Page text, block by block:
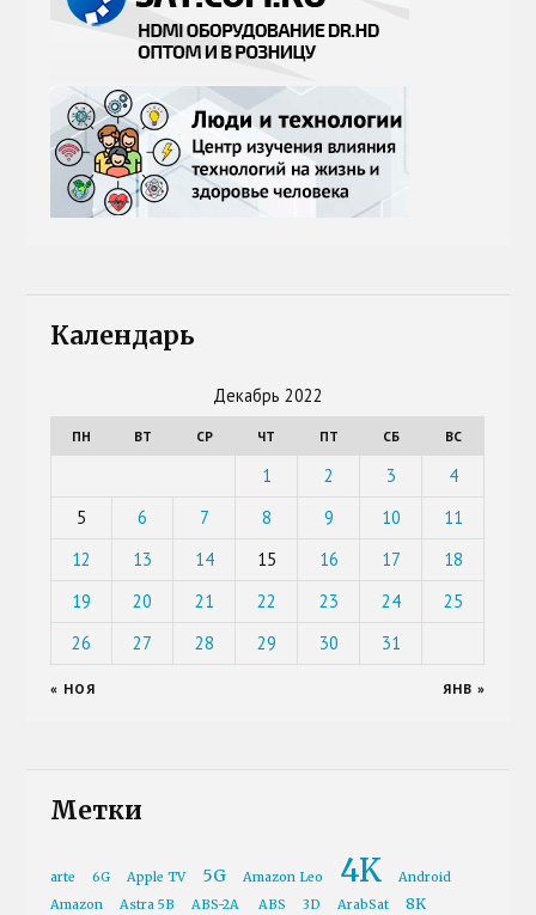
Календарь
Декабрь 2022
ПН ВТ СР ЧТ ПТ СБ ВС
1 2 3
4
5
6 7 8 9 10
11
12
13 14 15 16 17
18
19
20 21 22 23 24
25
26
27 28 29 30 31
« НОЯ ЯНВ »
Метки
arte 6G Apple TV 5G Amazon Leo 4K
Android
Amazon
Astra 5B ABS-2A ABS 3D ArabSat 8K